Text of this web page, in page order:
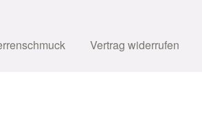
Vertrag widerrufen